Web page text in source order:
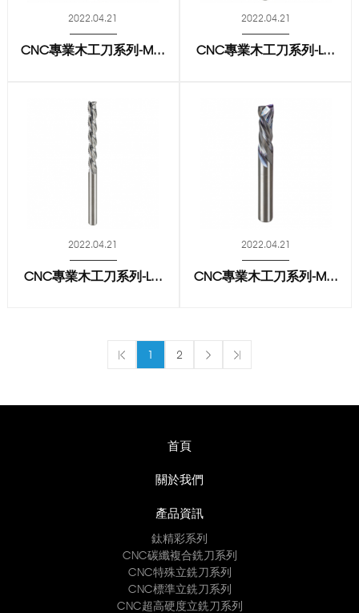
2022.04.21
CNC專業木工刀系列-M...
2022.04.21
CNC專業木工刀系列-L...
2022.04.21
CNC專業木工刀系列-L...
2022.04.21
CNC專業木工刀系列-M...
1 2
首頁
關於我們
產品資訊
鈦精彩系列
CNC碳纖複合銑刀系列
CNC特殊立銑刀系列
CNC標準立銑刀系列
CNC超高硬度立銑刀系列